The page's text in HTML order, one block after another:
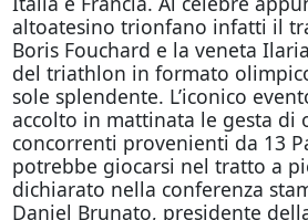
altoatesino trionfano infatti il
Boris Fouchard e la veneta
del triathlon in formato
sole splendente. L’iconico
accolto in mattinata le gesta di
concorrenti provenienti da 13
potrebbe giocarsi nel tratto a
dichiarato nella conferenza
Daniel Brunato, presidente